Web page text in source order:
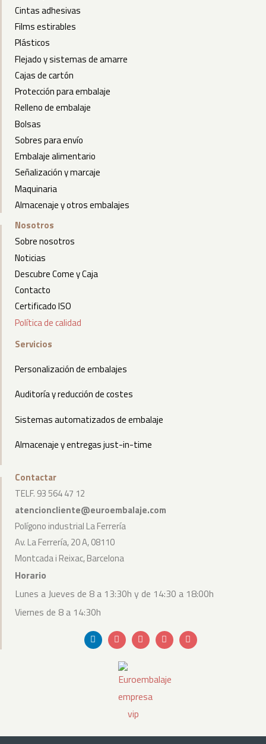
Cintas adhesivas
Films estirables
Plásticos
Flejado y sistemas de amarre
Cajas de cartón
Protección para embalaje
Relleno de embalaje
Bolsas
Sobres para envío
Embalaje alimentario
Señalización y marcaje
Maquinaria
Almacenaje y otros embalajes
Nosotros
Sobre nosotros
Noticias
Descubre Come y Caja
Contacto
Certificado ISO
Política de calidad
Servicios
Personalización de embalajes
Auditoría y reducción de costes
Sistemas automatizados de embalaje
Almacenaje y entregas just-in-time
Contactar
TELF. 93 564 47 12
atencioncliente@euroembalaje.com
Polígono industrial La Ferrería
Av. La Ferrería, 20 A, 08110
Montcada i Reixac, Barcelona
Horario
Lunes a Jueves de 8 a 13:30h y de 14:30 a 18:00h
Viernes de 8 a 14:30h